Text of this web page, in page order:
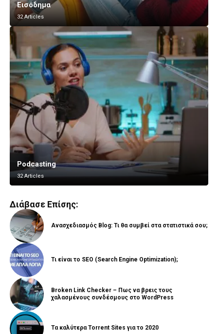
Εισόδημα
32 Articles
Podcasting
32 Articles
Vlogging
8 Articles
Διάβασε Επίσης:
Ανασχεδιασμός Blog: Τι θα συμβεί στα στατιστικά σου;
Τι είναι το SEO (Search Engine Optimization);
Broken Link Checker – Πως να βρεις τους
χαλασμένους συνδέσμους στο WordPress
Τα καλύτερα Torrent Sites για το 2020